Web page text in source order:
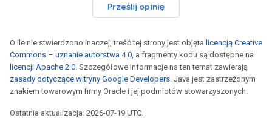
Prześlij opinię
O ile nie stwierdzono inaczej, treść tej strony jest objęta licencją Creative
Commons – uznanie autorstwa 4.0 , a fragmenty kodu są dostępne na
licencji Apache 2.0 . Szczegółowe informacje na ten temat zawierają
zasady dotyczące witryny Google Developers . Java jest zastrzeżonym
znakiem towarowym firmy Oracle i jej podmiotów stowarzyszonych.
Ostatnia aktualizacja: 2026-07-19 UTC.